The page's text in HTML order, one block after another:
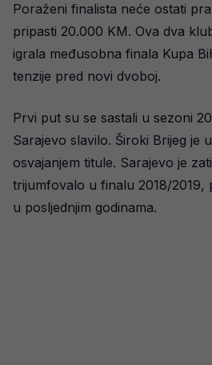
Poraženi finalista neće ostati
pripasti 20.000 KM. Ova dva
igrala međusobna finala Kupa
tenzije pred novi dvoboj.
Prvi put su se sastali u sezoni
Sarajevo slavilo. Široki Brijeg je
osvajanjem titule. Sarajevo je
trijumfovalo u finalu 2018/2019,
u posljednjim godinama.